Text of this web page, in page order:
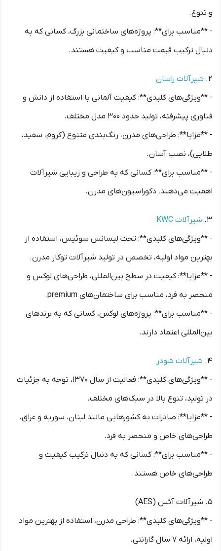
و تنوع.
- **مناسب برای**: پروژه‌های ساختمانی بزرگ، کسانی که به
دنبال ترکیب قیمت مناسب و کیفیت هستند.
شیرآلات راسان
- **ویژگی‌های کلیدی**: کیفیت آلمانی با استفاده از دانش و
فناوری پیشرفته، تولید حدود 300 مدل مختلف.
- **مزایا**: طراحی‌های مدرن، رنگ‌بندی متنوع (کروم، سفید،
طلایی)، نصب آسان.
- **مناسب برای**: کسانی که به طراحی و زیبایی شیرآلات
اهمیت می‌دهند، دکوراسیون‌های مدرن.
شیرآلات KWC
- **ویژگی‌های کلیدی**: تحت لیسانس سوئیس، استفاده از
بهترین مواد اولیه، تخصص در تولید شیرآلات توکار مدرن.
- **مزایا**: کیفیت در سطح بین‌المللی، طراحی‌های لوکس و
منحصر به فرد، مناسب برای ساختمان‌های premium.
- **مناسب برای**: پروژه‌های لوکس، کسانی که به برندهای
بین‌المللی اعتماد دارند.
شیرآلات شودر
- **ویژگی‌های کلیدی**: فعالیت از سال 1370، توجه به جزئیات
در تولید، تنوع بالا در سبک‌های مختلف.
- **مزایا**: صادرات به کشورهایی مانند لبنان، سوریه و عراق،
طراحی‌های خاص و منحصر به فرد.
- **مناسب برای**: کسانی که به دنبال ترکیب کیفیت و
طراحی‌های خاص هستند.
5. شیرآلات آئس (AES)
- **ویژگی‌های کلیدی**: طراحی مدرن، استفاده از بهترین مواد
اولیه، ارائه 7 سال گارانتی.